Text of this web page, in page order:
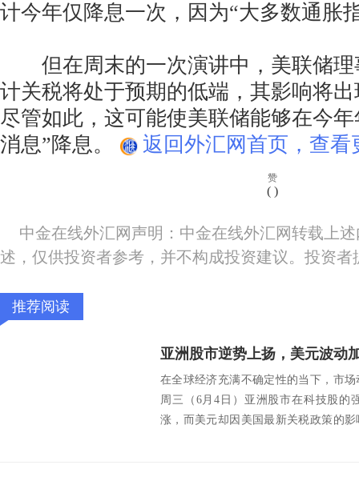
计今年仅降息一次，因为“大多数通胀
但在周末的一次演讲中，美联储理
计关税将处于预期的低端，其影响将
尽管如此，这可能使美联储能够在今
消息”降息。
返回外汇网首页，查看
赞
( )
中金在线外汇网声明：中金在线外汇网转载上
述，仅供投资者参考，并不构成投资建议。投资
推荐阅读
亚洲股市逆势上扬，美元波动
在全球经济充满不确定性的当下，市
周三（6月4日）亚洲股市在科技股的
涨，而美元却因美国最新关税政策的